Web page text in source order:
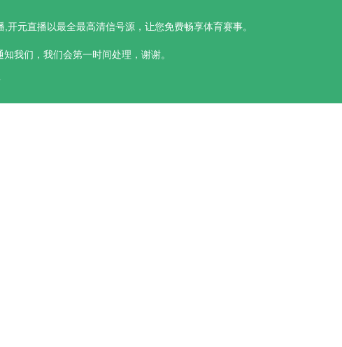
元直播以最全最高清信号源，让您免费畅享体育赛事。
我们，我们会第一时间处理，谢谢。